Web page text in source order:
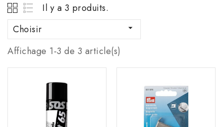
Il y a 3 produits.
Choisir

Affichage 1-3 de 3 article(s)